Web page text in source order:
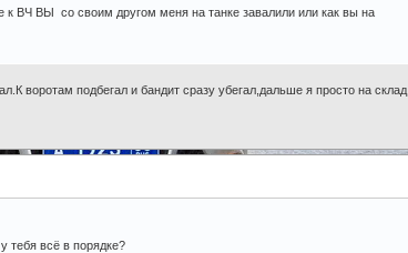
к ВЧ ВЫ со своим другом меня на танке завалили или как вы на
воротам подбегал и бандит сразу убегал,дальше я просто на склад
тебя всё в порядке?